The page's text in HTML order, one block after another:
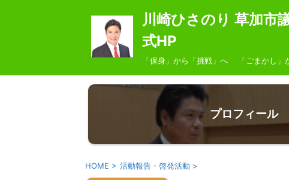
川崎ひさのり 草加市
式HP
「保身」から「挑戦」へ 「ごまかし」
プロフィール
HOME > 活動報告・啓発活動 >